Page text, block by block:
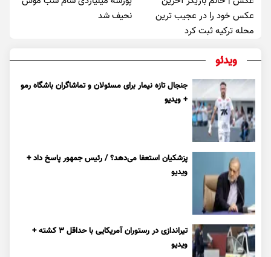
عکس خود را در عجیب ترین
محله ترکیه ثبت کرد
نحیف شد
ویدئو
جنجال تازه نیمار برای مسئولان و تماشاگران باشگاه رمو
+ ویدیو
پزشکیان استعفا می‌دهد؟ / رئیس جمهور پاسخ داد +
ویدیو
تیراندازی در رستوران آمریکایی با حداقل ۳ کشته +
ویدیو